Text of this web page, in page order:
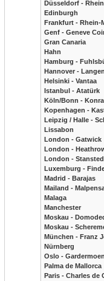
Düsseldorf -
Edinburgh
Frankfurt - Rhein-
Genf - Geneve
Gran Canaria
Hahn
Hamburg -
Hannover -
Helsinki - Vantaa
Istanbul - Atatürk
Köln/Bonn -
Kopenhagen -
Leipzig / Halle -
Lissabon
London - Gatwick
London -
London - Stansted
Luxemburg -
Madrid - Barajas
Mailand -
Malaga
Manchester
Moskau -
Moskau -
München - Franz
Nürnberg
Oslo - Gardermoen
Palma de Mallorca
Paris - Charles de